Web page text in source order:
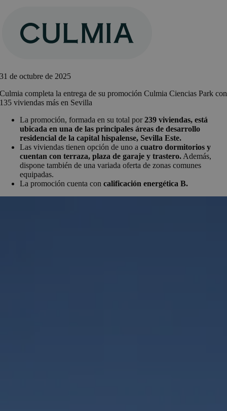
contenido
31 de octubre de 2025
Culmia completa la entrega de su promoción Culmia Ciencias Park con
135 viviendas más en Sevilla
La promoción, formada en su total por239 viviendas, está
ubicada en una de las principales áreas de desarrollo
residencial de la capital hispalense, Sevilla Este.
Las viviendas tienen opción de uno a cuatro dormitorios y
cuentan con terraza, plaza de garaje y trastero. Además,
dispone también de una variada oferta de zonas comunes
equipadas.
La promoción cuenta concalificación energética B.